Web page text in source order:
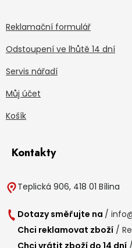
Reklamační formulář
Odstoupení ve lhůtě 14 dní
Servis nářadí
Můj účet
Košík
Kontakty
Teplická 906, 418 01 Bílina
Dotazy směřujte na /
Chci reklamovat zboží /
Chci vrátit zboží do 14 dní /